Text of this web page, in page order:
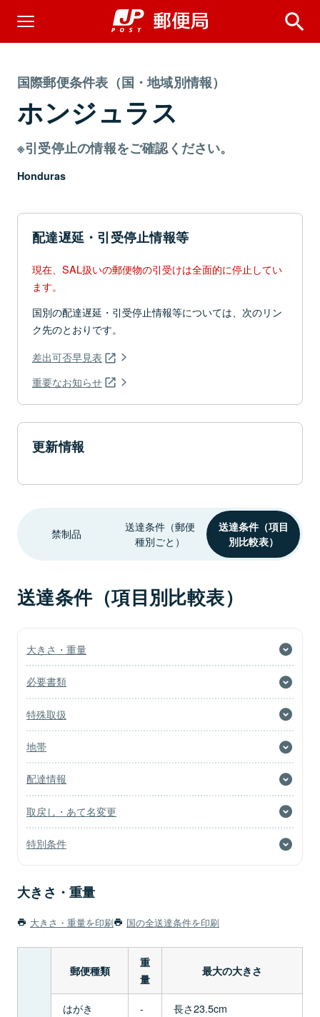
国際郵便条件表（国・地域別情報）
ホンジュラス
※引受停止の情報をご確認ください。
Honduras
配達遅延・引受停止情報等
現在、SAL扱いの郵便物の引受けは全面的に停止してい
ます。
国別の配達遅延・引受停止情報等については、次のリン
ク先のとおりです。
差出可否早見表
重要なお知らせ
更新情報
禁制品
送達条件（郵便
種別ごと）
送達条件（項目
別比較表）
送達条件（項目別比較表）
大きさ・重量
必要書類
特殊取扱
地帯
配達情報
取戻し・あて名変更
特別条件
大きさ・重量
大きさ・重量を印刷 国の全送達条件を印刷
郵便種類
重
量
最大の大きさ
はがき -
長さ23.5cm